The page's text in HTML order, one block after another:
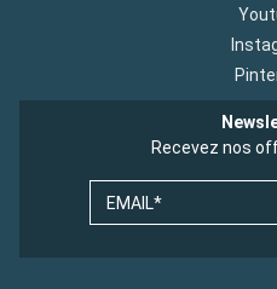
Recevez nos
EMAIL*